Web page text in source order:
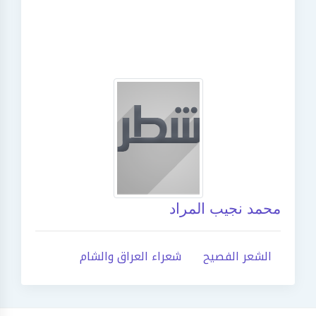
محمد نجيب المراد
الشعر الفصيح شعراء العراق والشام